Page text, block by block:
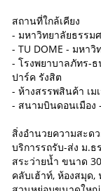
สถานที่ใกล้เคียง
- มหาวิทยาลัยธรรม
- TU DOME - มหา
- โรงพยาบาลภัทร-
ปาร์ค รังสิต
- ห้างสรรพสินค้า เม
- สนามบินดอนเมือง
สิ่งอำนวยความสะด
บริการรถรับ-ส่ง ม.ธ
สระว่ายน้ำ ขนาด
คลับเฮ้าท์, ห้องสมุด,